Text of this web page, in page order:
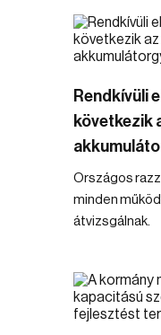
Rendkívüli
következik
Országos
minden
átvizsgálnak.